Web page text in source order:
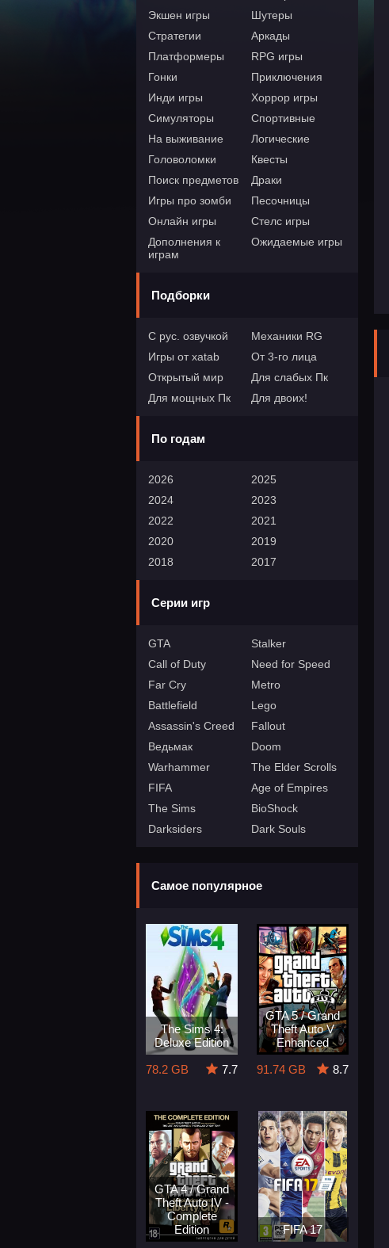
Экшен игры
Шутеры
Стратегии
Аркады
Платформеры
RPG игры
Гонки
Приключения
Инди игры
Хоррор игры
Симуляторы
Спортивные
На выживание
Логические
Головоломки
Квесты
Поиск предметов
Драки
Игры про зомби
Песочницы
Онлайн игры
Стелс игры
Дополнения к
играм
Ожидаемые игры
Подборки
С рус. озвучкой
Механики RG
Игры от xatab
От 3-го лица
Открытый мир
Для слабых Пк
Для мощных Пк
Для двоих!
По годам
2026
2025
2024
2023
2022
2021
2020
2019
2018
2017
Серии игр
GTA
Stalker
Call of Duty
Need for Speed
Far Cry
Metro
Battlefield
Lego
Assassin's Creed
Fallout
Ведьмак
Doom
Warhammer
The Elder Scrolls
FIFA
Age of Empires
The Sims
BioShock
Darksiders
Dark Souls
Самое популярное
The Sims 4:
Deluxe Edition
78.2 GB
7.7
GTA 5 / Grand
Theft Auto V
Enhanced
91.74 GB
8.7
GTA 4 / Grand
Theft Auto IV -
Complete
Edition
FIFA 17